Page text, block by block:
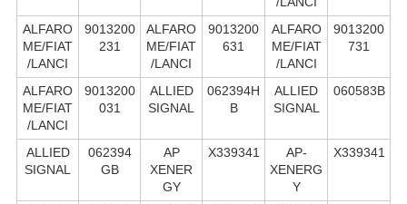
ALFARO
ME/FIAT
/LANCI
9013200
231
ALFARO
ME/FIAT
/LANCI
9013200
631
ALFARO
ME/FIAT
/LANCI
9013200
731
ALFARO
ME/FIAT
/LANCI
9013200
031
ALLIED
SIGNAL
062394H
B
ALLIED
SIGNAL
060583B
ALLIED
SIGNAL
062394
GB
AP
XENER
GY
X339341
AP-
XENERG
Y
X339341